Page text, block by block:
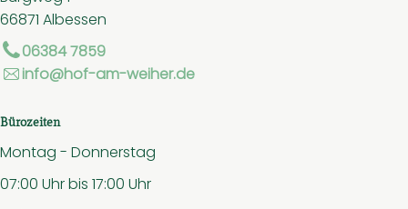
66871 Albessen
06384 7859
info@hof-am-weiher.de
Bürozeiten
Montag - Donnerstag
07:00 Uhr bis 17:00 Uhr